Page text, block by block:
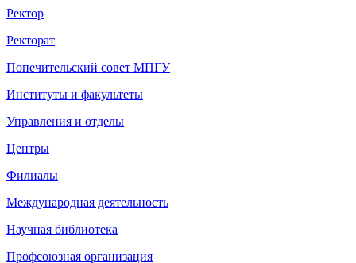
Ректор
Ректорат
Попечительский совет МПГУ
Институты и факультеты
Управления и отделы
Центры
Филиалы
Международная деятельность
Научная библиотека
Профсоюзная организация